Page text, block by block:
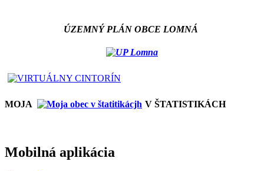
ÚZEMNÝ PLÁN OBCE LOMNÁ
MOJA V ŠTATISTIKÁCH
Mobilná aplikácia